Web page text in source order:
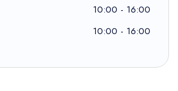
10:00 - 16:00
10:00 - 16:00